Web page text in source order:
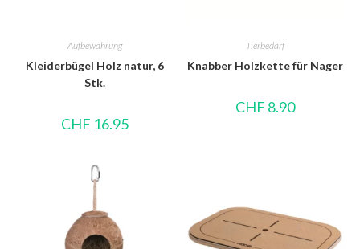
Aufbewahrung
Kleiderbügel Holz natur, 6
Stk.
CHF 16.95
Tierbedarf
Knabber Holzkette für Nager
CHF 8.90